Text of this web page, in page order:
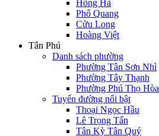
Hồng Hà
Phổ Quang
Cửu Long
Hoàng Việt
Tân Phú
Danh sách phường
Phường Tân Sơn Nhì
Phường Tây Thạnh
Phường Phú Thọ Hòa
Tuyến đường nổi bật
Thoại Ngọc Hầu
Lê Trọng Tấn
Tân Kỳ Tân Quý